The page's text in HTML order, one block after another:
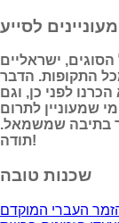
הסוגים, ישראליים
התקופות. הדבר
לפני כן, וגם
שמעוניין לתרום
בתיבה שמשמאל.
תודה!
שכנות טובה
העברי המוקדם